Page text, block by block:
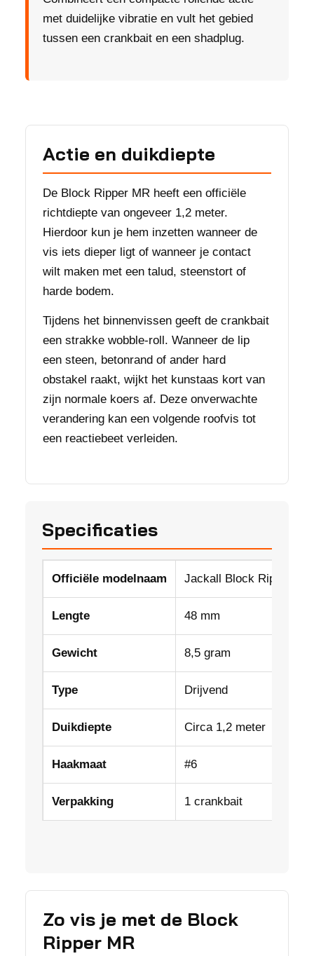
met duidelijke vibratie en vult het gebied
tussen een crankbait en een shadplug.
Actie en duikdiepte
De Block Ripper MR heeft een officiële
richtdiepte van ongeveer 1,2 meter.
Hierdoor kun je hem inzetten wanneer de
vis iets dieper ligt of wanneer je contact
wilt maken met een talud, steenstort of
harde bodem.
Tijdens het binnenvissen geeft de crankbait
een strakke wobble-roll. Wanneer de lip
een steen, betonrand of ander hard
obstakel raakt, wijkt het kunstaas kort van
zijn normale koers af. Deze onverwachte
verandering kan een volgende roofvis tot
een reactiebeet verleiden.
Specificaties
Officiële modelnaam Jackall Block Ripper
Lengte 48 mm
Gewicht 8,5 gram
Type Drijvend
Duikdiepte Circa 1,2 meter
Haakmaat #6
Verpakking 1 crankbait
Zo vis je met de Block
Ripper MR